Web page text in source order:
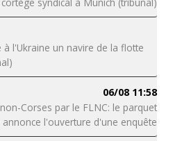
à l'Ukraine un navire de la flotte
06/08 11:58
Corses par le FLNC: le parquet
l'ouverture d'une enquête